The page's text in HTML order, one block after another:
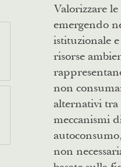
Valorizzare
emergendo
istituzionale
risorse
non
alternativi
meccanismi
non